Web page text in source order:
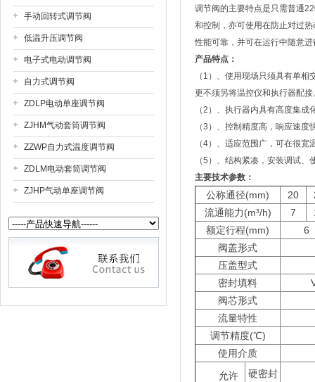
手动回转式调节阀
低温升压调节阀
电子式电动调节阀
自力式调节阀
ZDLP电动单座调节阀
ZJHM气动套筒调节阀
ZZWP自力式温度调节阀
ZDLM电动套筒调节阀
ZJHP气动单座调节阀
调节阀的主要特点是只需普通
和控制，亦可使用在防止对过
性能可靠，并可在运行中随意
产品特点：
（1）、使用现场只须具有单
更不须另将温控仪和执行器配
（2）、执行器内具有高度集
（3）、控制精度高，响应速
（4）、适应范围广，可在很
（5）、结构紧凑，安装调试、
主要技术参数：
公称通径(mm) 20
流通能力(m³/h)
7
额定行程(mm)
6
阀盖形式
压盖型式
密封填料
阀芯形式
流量特性
调节精度(℃)
使用介质
允许
硬密封